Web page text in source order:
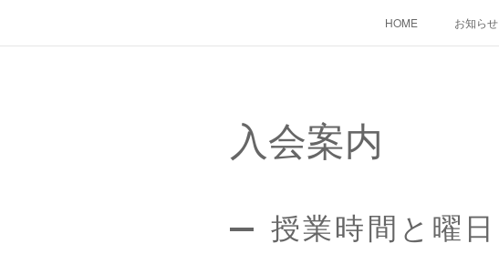
HOME お知らせ
入会案内
授業時間と曜日